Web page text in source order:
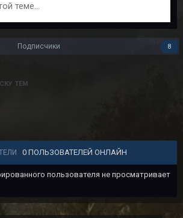
теме...
Подписчики 8
ТЕМ
0 ПОЛЬЗОВАТЕЛЕЙ ОНЛАЙН
пользователя не просматривает